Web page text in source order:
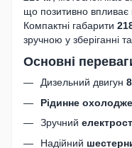
що позитивно впливає
Компактні габарити
зручною у зберіганні
Основні
Дизельний двигун
Рідинне
Зручний
Надійний